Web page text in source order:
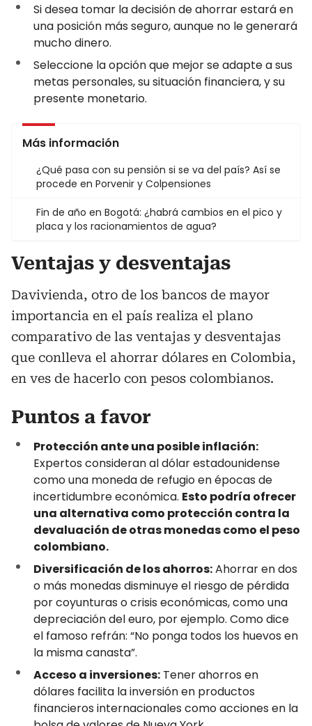
Si desea tomar la decisión de ahorrar estará en
una posición más seguro, aunque no le generará
mucho dinero.
Seleccione la opción que mejor se adapte a sus
metas personales, su situación financiera, y su
presente monetario.
Más información
¿Qué pasa con su pensión si se va del país? Así se
procede en Porvenir y Colpensiones
Fin de año en Bogotá: ¿habrá cambios en el pico y
placa y los racionamientos de agua?
Ventajas y desventajas
Davivienda, otro de los bancos de mayor
importancia en el país realiza el plano
comparativo de las ventajas y desventajas
que conlleva el ahorrar dólares en Colombia,
en ves de hacerlo con pesos colombianos.
Puntos a favor
Protección ante una posible inflación:
Expertos consideran al dólar estadounidense
como una moneda de refugio en épocas de
incertidumbre económica. Esto podría ofrecer
una alternativa como protección contra la
devaluación de otras monedas como el peso
colombiano.
Diversificación de los ahorros:Ahorrar en dos
o más monedas disminuye el riesgo de pérdida
por coyunturas o crisis económicas, como una
depreciación del euro, por ejemplo. Como dice
el famoso refrán: “No ponga todos los huevos en
la misma canasta”.
Acceso a inversiones: Tener ahorros en
dólares facilita la inversión en productos
financieros internacionales como acciones en la